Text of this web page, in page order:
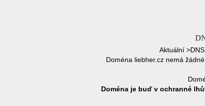
Aktuální
Doména liebher.cz nemá
Doména je buď v ochranné